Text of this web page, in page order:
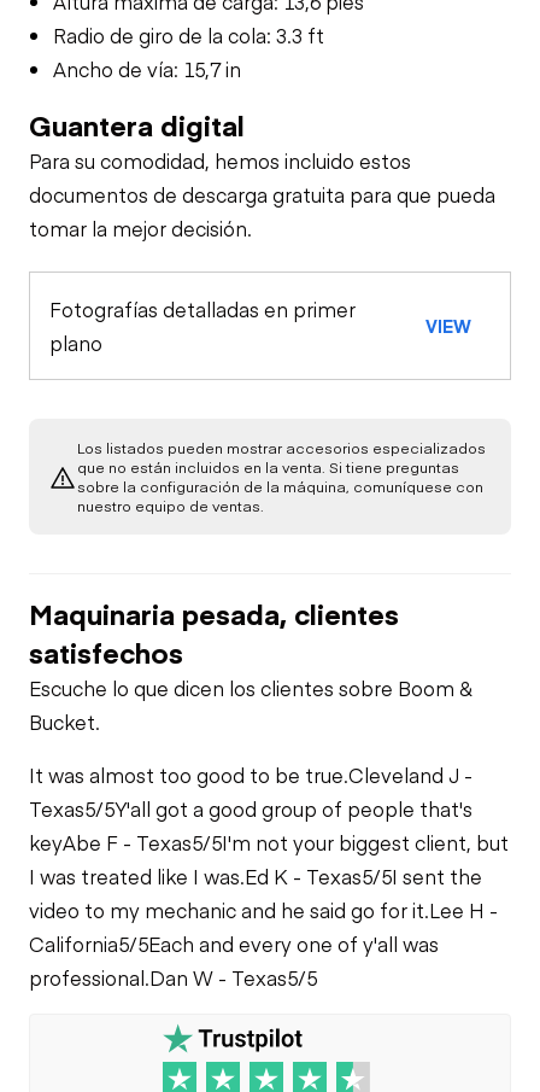
Radio de giro de la cola: 3.3 ft
Ancho de vía: 15,7 in
Guantera digital
Para su comodidad, hemos incluido estos
documentos de descarga gratuita para que pueda
tomar la mejor decisión.
Fotografías detalladas en primer
plano
VIEW
Los listados pueden mostrar accesorios especializados
que no están incluidos en la venta. Si tiene preguntas
sobre la configuración de la máquina, comuníquese con
nuestro equipo de ventas.
Maquinaria pesada, clientes
satisfechos
Escuche lo que dicen los clientes sobre Boom &
Bucket.
It was almost too good to be true.Cleveland J -
Texas5/5Y'all got a good group of people that's
keyAbe F - Texas5/5I'm not your biggest client, but
I was treated like I was.Ed K - Texas5/5I sent the
video to my mechanic and he said go for it.Lee H -
California5/5Each and every one of y'all was
professional.Dan W - Texas5/5